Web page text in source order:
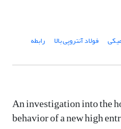
فولاد آنتروپی بالا رابطه
An investigation into the
behavior of a new high